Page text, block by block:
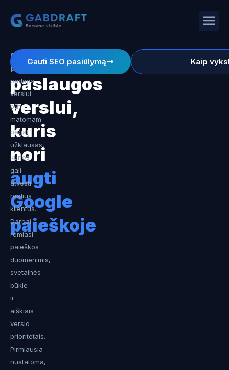
SEO
paslaugos
verslui,
kuris
nori
augti
Google
paieškoje
SEO
paslaugos
padeda
verslui
būti
matomam
pagal
užklausas,
kurios
gali
atvesti
realius
klientus.
Darbai
remiasi
paieškos
duomenimis,
svetainės
būkle
ir
aiškiais
verslo
prioritetais.
Pirmiausia
nustatoma,
Gauti SEO pasiūlymą Kaip